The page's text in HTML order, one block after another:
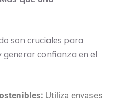
son cruciales para
confianza en el
Utiliza envases